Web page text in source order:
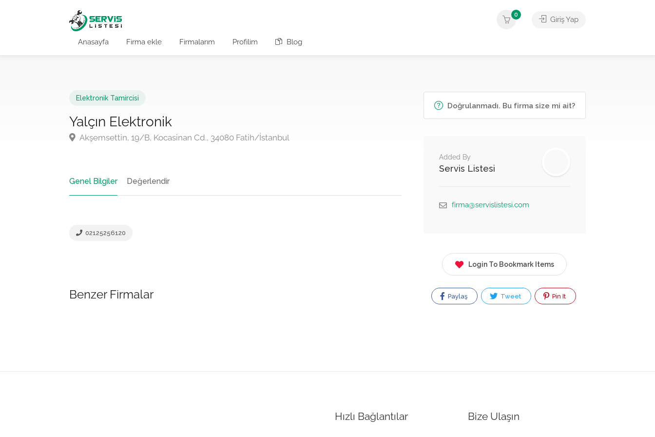
Anasayfa Firma ekle Firmalarım Profilim Blog
0
Giriş Yap
Elektronik Tamircisi
Yalçın Elektronik
Akşemsettin, 19/B, Kocasinan Cd., 34080 Fatih/İstanbul
Genel Bilgiler Değerlendir
02125256120
Benzer Firmalar
Doğrulanmadı. Bu firma size mi ait?
Added By
Servis Listesi
firma@servislistesi.com
Login To Bookmark Items
Paylaş Tweet Pin It
Hızlı Bağlantılar Bize Ulaşın